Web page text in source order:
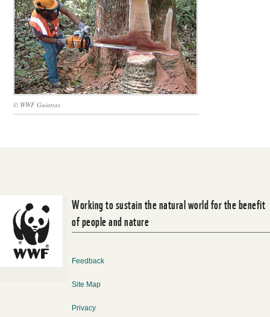
© WWF Guianas
Working to sustain the natural world for the benefit
of people and nature
Feedback
Site Map
Privacy